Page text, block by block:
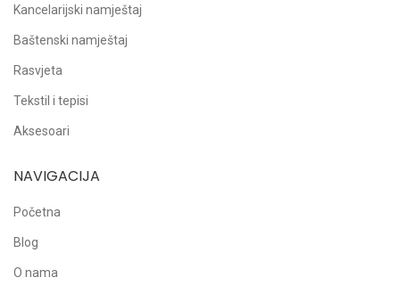
Kancelarijski namještaj
Baštenski namještaj
Rasvjeta
Tekstil i tepisi
Aksesoari
NAVIGACIJA
Početna
Blog
O nama